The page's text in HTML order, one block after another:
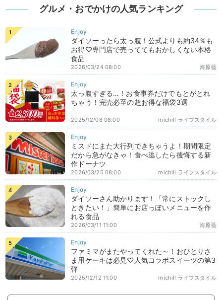
グルメ・おでかけの人気ランキング
ダイソーったら太っ腹！公式よりも約34％も
お得♡専門店で売っててもおかしくない本格
食品
海原藍
2026/03/24 08:00
太っ腹すぎる…！お食事券だけでもとがとれ
ちゃう！完売必至の超お得な福袋3選
michill ライフスタイル
2025/12/08 08:00
ミスドにまた大行列できちゃうよ！期間限定
だから急がなきゃ！食べ逃したら後悔する新
作ドーナツ
michill ライフスタイル
2026/03/25 08:00
ダイソーさん助かります！「常にストックし
ときたい！」簡単にお店っぽいメニューを作
れる食品
海原藍
2026/03/11 11:00
ファミマがまたやってくれた～！おひとりさ
ま用ケーキは必見♡人気コラボスイーツの第3
弾
michill ライフスタイル
2025/12/12 11:00